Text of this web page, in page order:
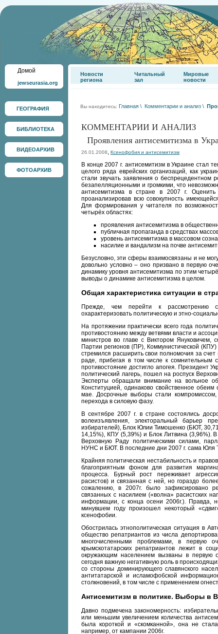
Домой
jewseurasia.org
ГЕОГРАФИЯ
БИБЛИОТЕКА
ВИДЕОАРХИВ
ФОТОАРХИВ
Новости
региона
Читальный
зал
Мировые
новости
Вы находитесь: Главная \ Комментарии и анализ \
КОММЕНТАРИИ И АНАЛИЗ
Проявления антисемитизма в
26.01.2008, Ксенофобия и антисемитизм
В конце 2007 г. антисемитизм в Украине
целого ряда еврейских организаций, как
стали звучать заявления о беспрецедентном
безапелляционными и громкими, что
антисемитизма в стране в 2007 г.
проанализировав всю совокупность
Для формирования у читателя по
четырёх областях:
проявления антисемитизма в
публичная пропаганда в средствах
уровень антисемитизма в массовом
насилие и вандализм на почве
Безусловно, эти сферы взаимосвязаны и не
довольно условно – оно призвано в первую
динамику уровня антисемитизма по этим
выводы о динамике антисемитизма в целом.
Общая характеристика ситуации в
Прежде, чем перейти к рассмотрению
охарактеризовать политическую и этно-
На протяжении практически всего года
противостоянию между ветвями власти и
министров во главе с Виктором Януковичем,
Партии регионов (ПР), Коммунистической
стремился расширить свои полномочия за
раде, прибегая в том числе к сомнительным
противостояние достигло апогея. Президент
политический лагерь, пошел на роспуск
Эксперты обращали внимание на вольное
Конституцией, одинаково свойственное
мае. Досрочные выборы стали
перехода в силовую фазу.
В сентябре 2007 г. в стране состоялись
волеизъявления, электоральный барьер
избирателей), Блок Юлии Тимошенко (БЮТ,
14,15%), КПУ (5,39%) и Блок Литвина (3,96%).
Верховную Раду политическими силами,
НУНС и БЮТ. В последние дни 2007 г. сама Юля
Крайняя политическая нестабильность и
благоприятным фоном для развития
процесса. Бурный рост переживает
расистов) и связанная с ней, но гораздо
сожалению, в 2007г. было зафиксировано
связанных с насилием («волна» расистских
информации, с конца осени 2006г.). Правда,
минувшем году произошел некоторый
ксенофобии.
Обострилась этнополитическая ситуация в
общество репатриантов из числа
многочисленными проблемами, в первую
крымскотатарских репатриантов лежит в
окружающим населением вызваны в первую
сегодня важную негативную роль в
со стороны доминирующего славянского
антитатарской и исламофобской
столкновений, в том числе с применением
Антисемитизм в политике. Выборы в
Давно подмечена закономерность:
или меньшим увеличением количества
была короткой и «скомканной», она не
например, от кампании 2006г.